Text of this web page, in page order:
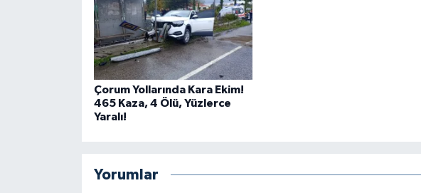
Çorum Yollarında Kara Ekim!
465 Kaza, 4 Ölü, Yüzlerce
Yaralı!
Yorumlar